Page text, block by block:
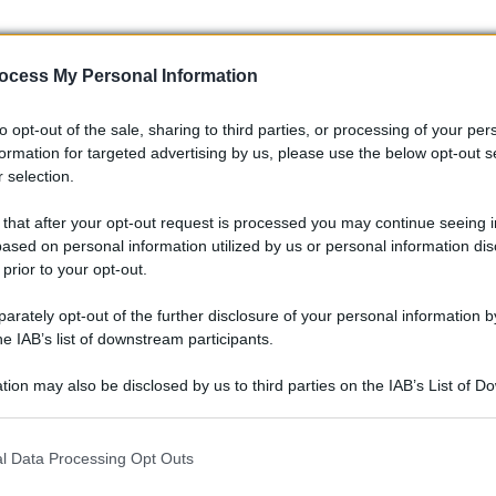
My Personal Information
opt-out of the sale, sharing to third parties, or processing of your
for targeted advertising by us, please use the below opt-out
selection.
that after your opt-out request is processed you may continue seeing
on personal information utilized by us or personal information
to your opt-out.
opt-out of the further disclosure of your personal information
IAB’s list of downstream participants.
may also be disclosed by us to third parties on the IAB’s List of
including but not limited to your visit or usage behaviour. You may
Data Processing Opt Outs
delle patenti per gli anziani sono un tema caldo e attuale
suscita opinioni contrastanti e che potrebbe avere un
ne pensate? Dovremmo rivedere le regole per gli over